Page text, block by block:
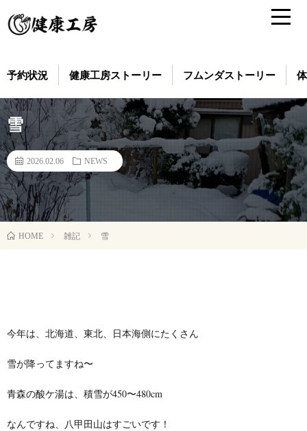
予約状況 健康工房ストーリー フムンダストーリー
雪
2026.02.06 NEWS
HOME 雑記 雪
今年は、北海道、東北、日本海側にたくさん
雪が降ってますね〜
青森の酸ケ湯は、積雪が450〜480cm
なんですね、八甲田山はすごいです！